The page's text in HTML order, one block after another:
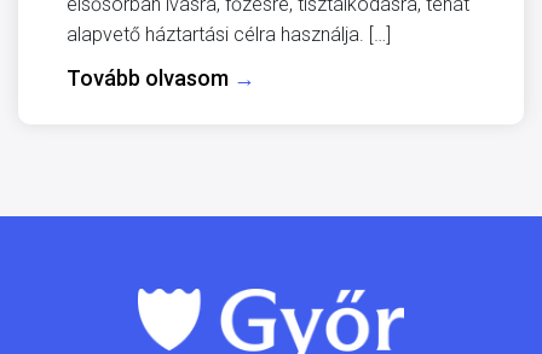
alapvető háztartási célra használja. […]
Tovább olvasom →